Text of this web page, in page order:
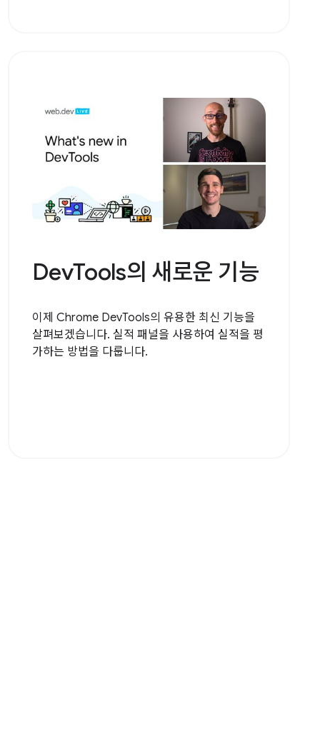
DevTools의 새로운 기능
이제 Chrome DevTools의 유용한 최신 기능을
살펴보겠습니다. 실적 패널을 사용하여 실적을 평
가하는 방법을 다룹니다.